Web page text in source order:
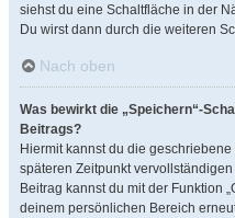
siehst du eine Schaltfläche in der
Du wirst dann durch die weiteren
Nach oben
Was bewirkt die „Speichern“-
Beitrags?
Hiermit kannst du die
späteren Zeitpunkt
Beitrag kannst du mit der Funktion
deinem persönlichen Bereich